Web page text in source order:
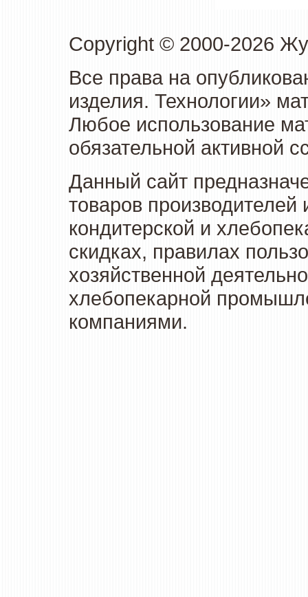
Copyright © 2000-2026
Все права на
изделия. Технологии»
Любое использование
обязательной активной
Данный сайт
товаров
кондитерской и
скидках, правилах
хозяйственной
хлебопекарной
компаниями.